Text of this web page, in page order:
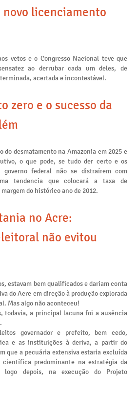
novo licenciamento
vetos e o Congresso Nacional teve que
ao derrubar cada um deles, de
acertada e incontestável.
zero e o sucesso da
do desmatamento na Amazonia em 2025 e
o que pode, se tudo der certo e os
governo federal não se distraírem com
tendencia que colocará a taxa de
do histórico ano de 2012.
no Acre:
não evitou
estavam bem qualificados e dariam conta
do Acre em direção à produção explorada
Mas algo não aconteceu!
todavia, a principal lacuna foi a ausência
governador e prefeito, bem cedo,
e as instituições à deriva, a partir do
que a pecuária extensiva estaria excluída
predominante na estratégia da
depois, na execução do Projeto